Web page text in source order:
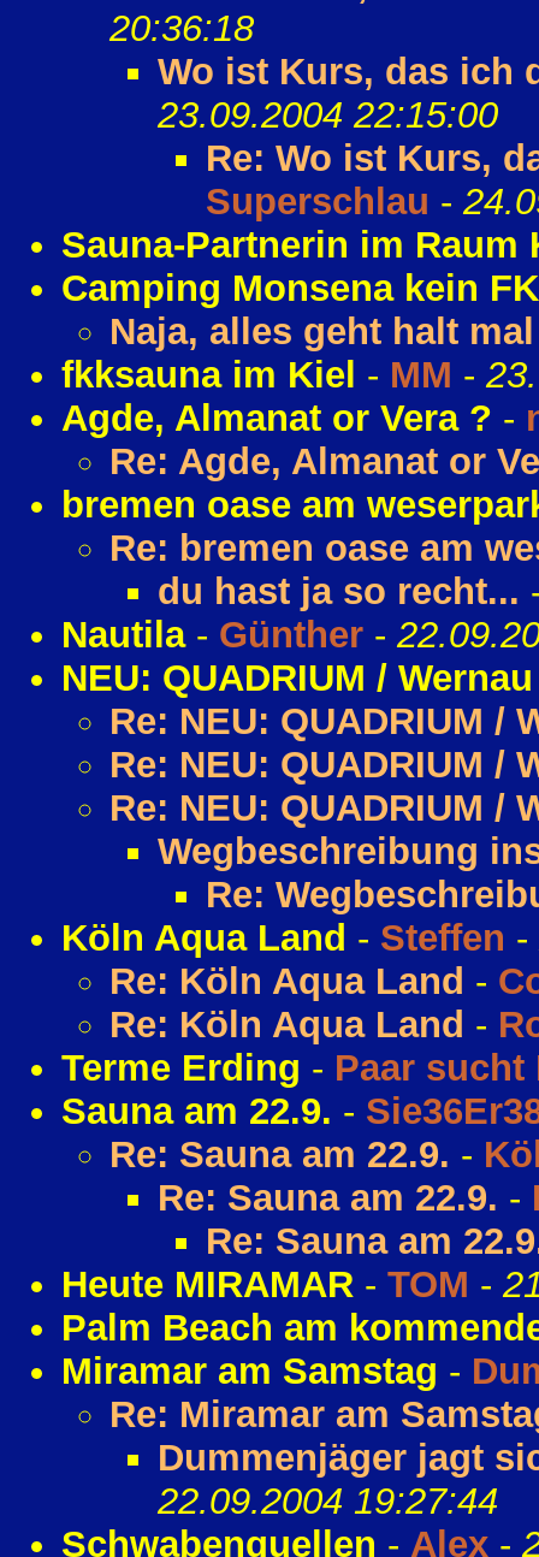
20:36:18
Wo ist Kurs, das ich
23.09.2004 22:15:00
Re: Wo ist Kurs,
Superschlau -
Sauna-Partnerin im Raum
Camping Monsena kein
Naja, alles geht halt
fkksauna im Kiel - MM -
Agde, Almanat or Vera ? -
Re: Agde, Almanat or
bremen oase am
Re: bremen oase am
du hast ja so recht...
Nautila- Günther -
NEU: QUADRIUM /
Re: NEU: QUADRIUM /
Re: NEU: QUADRIUM /
Re: NEU: QUADRIUM /
Wegbeschreibung
Re:
Köln Aqua Land - Steffen -
Re: Köln Aqua Land -
Re: Köln Aqua Land -
Terme Erding - Paar sucht
Sauna am 22.9. -
Re: Sauna am 22.9. -
Re: Sauna am 22.9. -
Re: Sauna am
Heute MIRAMAR - TOM -
Palm Beach am
Miramar am Samstag -
Re: Miramar am
Dummenjäger jagt
22.09.2004 19:27:44
Schwabenquellen - Alex -